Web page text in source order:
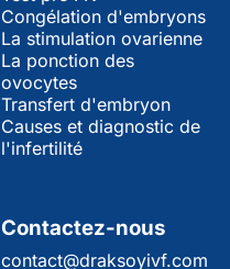
Congélation d'embryons
La stimulation ovarienne
La ponction des
ovocytes
Transfert d'embryon
Causes et diagnostic de
l'infertilité
Contactez-nous
contact@draksoyivf.com